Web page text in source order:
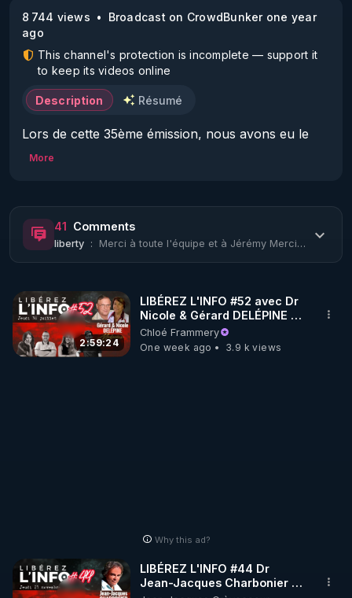
8 744 views
Broadcast on CrowdBunker one year
ago
This channel's protection is incomplete — support it
to keep its videos online
Description Résumé
Lors de cette 35ème émission, nous avons eu le
plaisir de d'accueillir Jérémie Mercier, chercheur et
Normalien en chimie (ENS Lyon) et docteur en
recherches environnementales (Imperial College
London), Jérémie Mercier est un chercheur
indépendant et éducateur en santé au parcours
fonctionnent et dénonce les mensonges de
l'industrie de la maladie.
⮕ Retrouvez le travail de Jérémie Mercier sur son
http://bit.ly/NSLJeremie
More
41 Comments
liberty : Merci à toute l'équipe et à Jérémy Mercier pour son intervention très inspirante...
2:59:24
LIBÉREZ L'INFO #52 avec Dr
Nicole & Gérard DELÉPINE -
30.07.26
Chloé Frammery
One week ago
3.9 k views
Why this ad?
LIBÉREZ L'INFO #44 Dr
Jean-Jacques Charbonier -